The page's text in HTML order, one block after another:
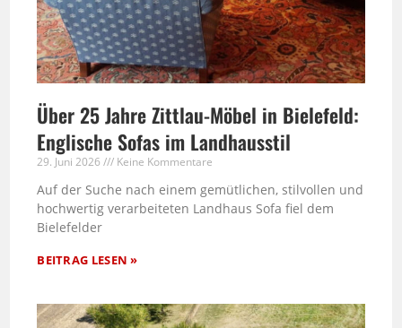
Über 25 Jahre Zittlau-Möbel in Bielefeld:
Englische Sofas im Landhausstil
29. Juni 2026 Keine Kommentare
Auf der Suche nach einem gemütlichen, stilvollen und
hochwertig verarbeiteten Landhaus Sofa fiel dem
Bielefelder
BEITRAG LESEN »